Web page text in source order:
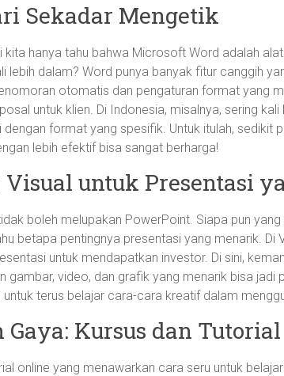
Sekadar Mengetik
kita hanya tahu bahwa Microsoft Word adalah
lebih dalam? Word punya banyak fitur canggih
otomatis dan pengaturan format yang
untuk klien. Di Indonesia, misalnya, sering kali
format yang spesifik. Untuk itulah, sedikit
lebih efektif bisa sangat berharga!
Visual untuk Presentasi
boleh melupakan PowerPoint. Siapa pun
betapa pentingnya presentasi yang menarik. Di
untuk mendapatkan investor. Di sini,
gambar, video, dan grafik yang menarik bisa jadi
terus belajar cara-cara kreatif dalam
Gaya: Kursus dan
online yang menawarkan cara seru untuk